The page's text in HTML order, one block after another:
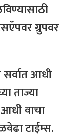
ग्रुपवर
सर्वातआधी
ताज्या
वाचा
टाईम्स.